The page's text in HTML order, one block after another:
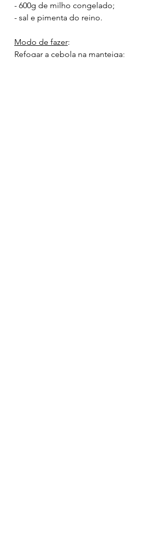
- 600g de milho congelado;
- sal e pimenta do reino.
Modo de fazer:
Refogar a cebola na manteiga;